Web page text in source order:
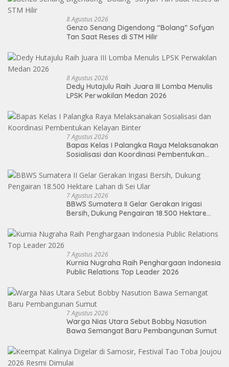
8 Agustus 2026
Genzo Senang Digendong “Bolang” Sofyan
Tan Saat Reses di STM Hilir
8 Agustus 2026
Dedy Hutajulu Raih Juara III Lomba Menulis
LPSK Perwakilan Medan 2026
7 Agustus 2026
Bapas Kelas I Palangka Raya Melaksanakan
Sosialisasi dan Koordinasi Pembentukan
7 Agustus 2026
BBWS Sumatera II Gelar Gerakan Irigasi
Bersih, Dukung Pengairan 18.500 Hektare
7 Agustus 2026
Kurnia Nugraha Raih Penghargaan Indonesia
Public Relations Top Leader 2026
7 Agustus 2026
Warga Nias Utara Sebut Bobby Nasution
Bawa Semangat Baru Pembangunan Sumut